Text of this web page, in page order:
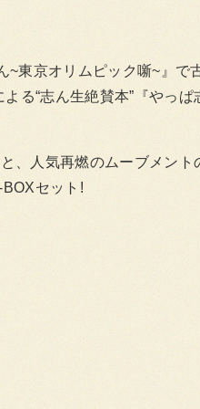
~東京オリムピック噺~』で
る“志ん生絶賛本”『やっぱ
、人気再燃のムーブメント
セット!